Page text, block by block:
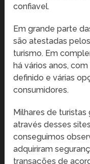
confiavel.
Em grande parte
são atestadas
turismo. Em
há vários anos,
definido e várias
consumidores.
Milhares de
através desses
conseguimos
adquiriram
transações de